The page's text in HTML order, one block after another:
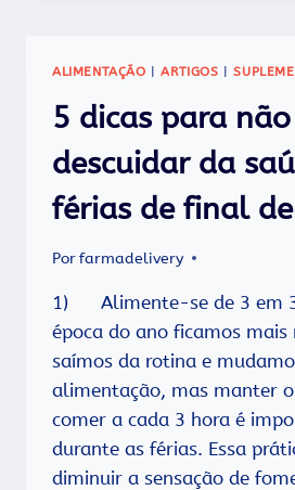
3
ALIMENTAÇÃO |ARTIGOS |
5 dicas para não
descuidar da
férias de final
Porfarmadelivery
1) Alimente-se de 3 em
época do ano ficamos mais
saímos da rotina e
alimentação, mas manter
comer a cada 3 hora é
durante as férias. Essa
diminuir a sensação de